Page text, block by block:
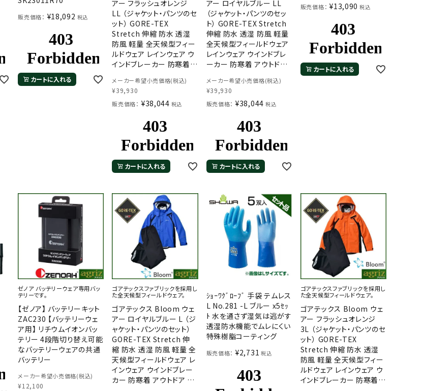
販売価格： ¥18,092 税込
カートに入れる
アー フラッシュオレンジ
LL （ジャケット・パンツのセ
ット） GORE-TEX
Stretch 伸縮 防水 透湿
防風 軽量 全天候型フィー
ルドウェア レインウェア ウ
インドブレーカー 防寒着
100万着の実績！
メーカー希望小売価格(税込)
¥39,930
販売価格： ¥38,044 税込
カートに入れる
アー ロイヤルブルー LL
（ジャケット・パンツのセッ
ト） GORE-TEX Stretch
伸縮 防水 透湿 防風 軽量
全天候型フィールドウェア
レインウェア ウインドブレ
ーカー 防寒着 アウトドア
実績！
メーカー希望小売価格(税込)
¥39,930
販売価格： ¥38,044 税込
カートに入れる
販売価格： ¥13,090 税込
カートに入れる
ゼノア バッテリーウェア専用バッ
テリーです。
【ゼノア】 バッテリーキット
ZAC230 【バッテリーウェ
ア用】 リチウムイオンバッ
テリー 4段階切り替え可能
なバッテリーウェアの共通
バッテリー
メーカー希望小売価格(税込)
¥12,100
ゴアテックスファブリックを採用し
た全天候型フィールドウェア。
ゴアテックス Bloom ウェ
アー ロイヤルブルー L （ジ
ャケット・パンツのセット）
GORE-TEX Stretch 伸
縮 防水 透湿 防風 軽量 全
天候型フィールドウェア レ
インウェア ウインドブレー
カー 防寒着 アウトドア 登
ｼｮｰﾜｸﾞﾛｰﾌﾞ 手袋 テムレス
L No.281 -L ブルー x5ｾｯ
ﾄ 水を通さず湿気は逃がす
透湿防水機能でムレにくい
特殊樹脂コーティング
販売価格： ¥2,731 税込
ゴアテックスファブリックを採用し
た全天候型フィールドウェア。
ゴアテックス Bloom ウェ
アー フラッシュオレンジ
3L （ジャケット・パンツのセ
ット） GORE-TEX
Stretch 伸縮 防水 透湿
防風 軽量 全天候型フィー
ルドウェア レインウェア ウ
インドブレーカー 防寒着